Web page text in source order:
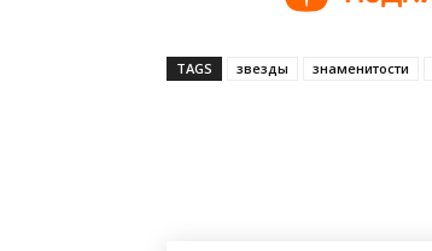
TAGS звезды знаменитости